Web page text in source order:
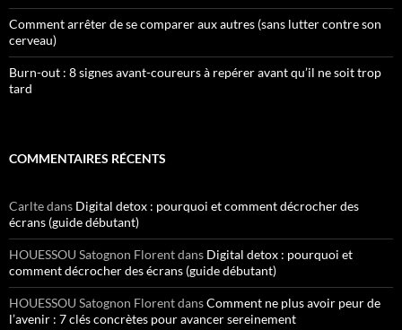
Comment arrêter de se comparer aux autres (sans lutter contre son
cerveau)
Burn-out : 8 signes avant-coureurs à repérer avant qu’il ne soit trop
tard
COMMENTAIRES RÉCENTS
Carltedans Digital detox : pourquoi et comment décrocher des
écrans (guide débutant)
HOUESSOU Satognon Florentdans Digital detox : pourquoi et
comment décrocher des écrans (guide débutant)
HOUESSOU Satognon FlorentdansComment ne plus avoir peur de
l’avenir : 7 clés concrètes pour avancer sereinement